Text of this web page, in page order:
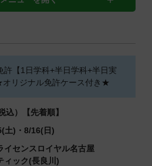
許【1日学科+半日学科+半日実
リジナル免許ケース付き★
込）【先着順】
土)・8/16(日)
イセンスロイヤル名古屋
ィック(長良川)